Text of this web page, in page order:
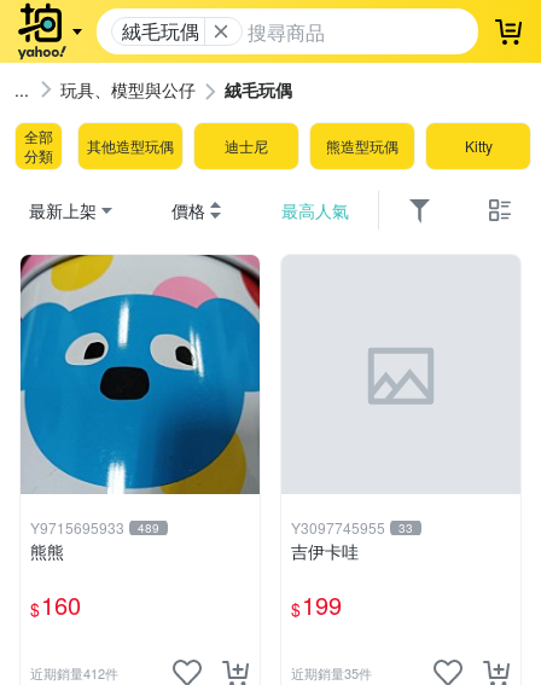
絨毛玩偶 登
玩具、模型與公仔 絨毛玩偶
全部
分類
其他造型玩偶 迪士尼 熊造型玩偶 Kitty
最新上架 價格 最高人氣
Y9715695933 489
熊熊
$160
近期銷量412件
Y3097745955 33
吉伊卡哇
$199
近期銷量35件